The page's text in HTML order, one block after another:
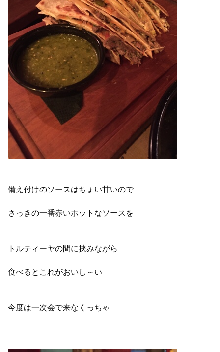
備え付けのソースはちょい甘いので
さっきの一番赤いホットなソースを
トルティーヤの間に挟みながら
食べるとこれがおいし～い
今度は一次会で来なくっちゃ